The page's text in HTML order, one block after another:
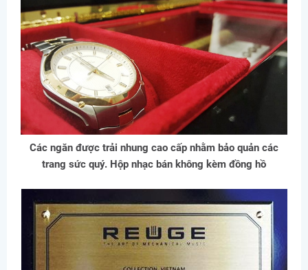
Các ngăn được trải nhung cao cấp nhằm bảo quản các
trang sức quý. Hộp nhạc bán không kèm đồng hồ